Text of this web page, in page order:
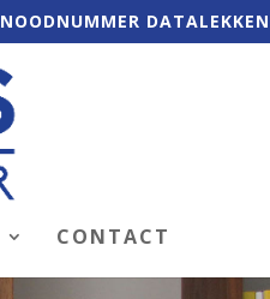
NOODNUMMER
CONTACT